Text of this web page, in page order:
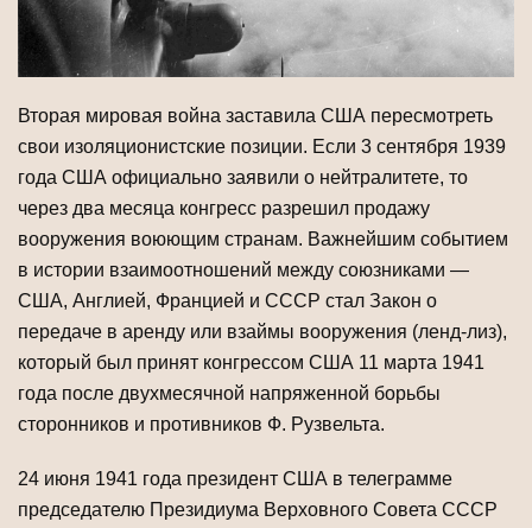
Вторая мировая война заставила США пересмотреть
свои изоляционистские позиции. Если 3 сентября 1939
года США официально заявили о нейтралитете, то
через два месяца конгресс разрешил продажу
вооружения воюющим странам. Важнейшим событием
в истории взаимоотношений между союзниками —
США, Англией, Францией и СССР стал Закон о
передаче в аренду или взаймы вооруже­ния (ленд-лиз),
который был принят конгрессом США 11 марта 1941
года после двухмесячной напряженной борьбы
сторонников и противников Ф. Рузвельта.
24 июня 1941 года президент США в телеграмме
председателю Президиума Верховного Совета СССР